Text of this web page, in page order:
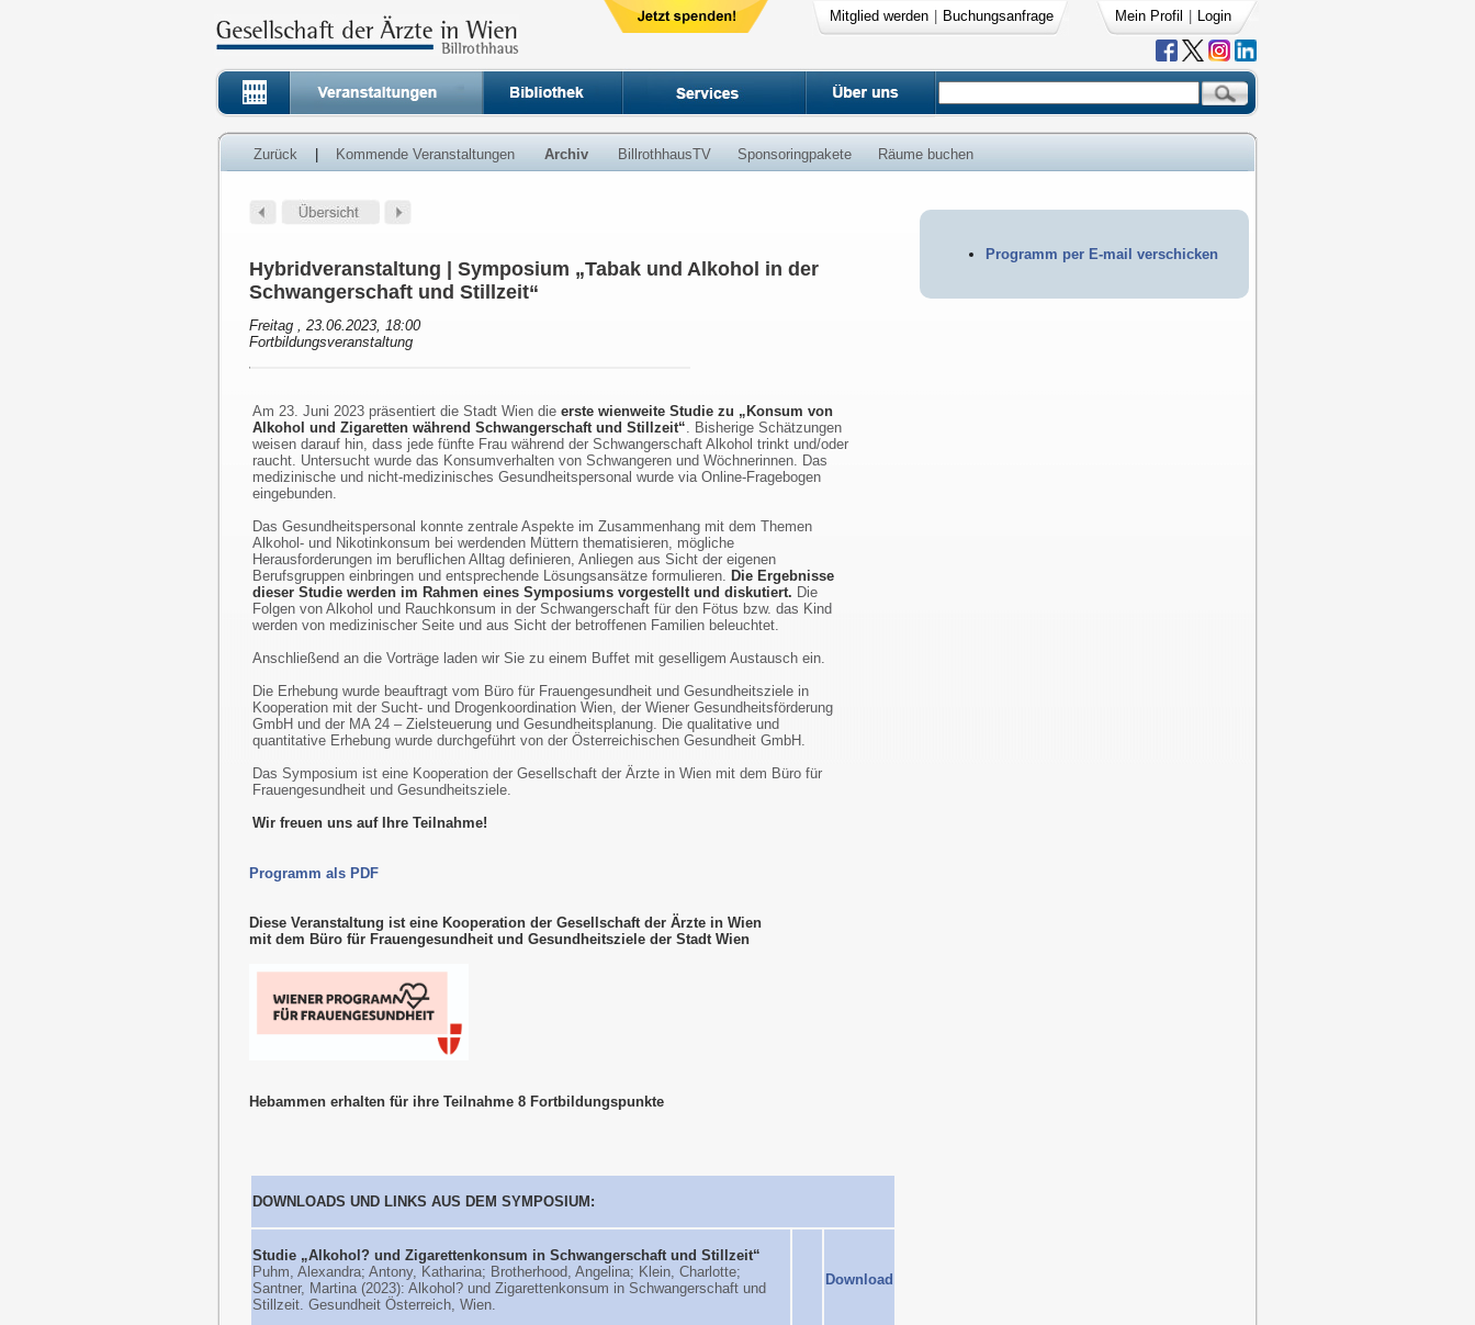
Mitglied werden Buchungsanfrage Mein Profil Login
Zurück Kommende Veranstaltungen Archiv BillrothhausTV Sponsoringpakete Räume buchen
Programm per E-mail verschicken
Hybridveranstaltung | Symposium „Tabak und Alkohol in der
Schwangerschaft und Stillzeit“
Freitag , 23.06.2023, 18:00
Fortbildungsveranstaltung
Am 23. Juni 2023 präsentiert die Stadt Wien die erste wienweite Studie zu „Konsum von
Alkohol und Zigaretten während Schwangerschaft und Stillzeit“. Bisherige Schätzungen
weisen darauf hin, dass jede fünfte Frau während der Schwangerschaft Alkohol trinkt und/oder
raucht. Untersucht wurde das Konsumverhalten von Schwangeren und Wöchnerinnen. Das
medizinische und nicht-medizinisches Gesundheitspersonal wurde via Online-Fragebogen
eingebunden.
Das Gesundheitspersonal konnte zentrale Aspekte im Zusammenhang mit dem Themen
Alkohol- und Nikotinkonsum bei werdenden Müttern thematisieren, mögliche
Herausforderungen im beruflichen Alltag definieren, Anliegen aus Sicht der eigenen
Berufsgruppen einbringen und entsprechende Lösungsansätze formulieren. Die Ergebnisse
dieser Studie werden im Rahmen eines Symposiums vorgestellt und diskutiert. Die
Folgen von Alkohol und Rauchkonsum in der Schwangerschaft für den Fötus bzw. das Kind
werden von medizinischer Seite und aus Sicht der betroffenen Familien beleuchtet.
Anschließend an die Vorträge laden wir Sie zu einem Buffet mit geselligem Austausch ein.
Die Erhebung wurde beauftragt vom Büro für Frauengesundheit und Gesundheitsziele in
Kooperation mit der Sucht- und Drogenkoordination Wien, der Wiener Gesundheitsförderung
GmbH und der MA 24 – Zielsteuerung und Gesundheitsplanung. Die qualitative und
quantitative Erhebung wurde durchgeführt von der Österreichischen Gesundheit GmbH.
Das Symposium ist eine Kooperation der Gesellschaft der Ärzte in Wien mit dem Büro für
Frauengesundheit und Gesundheitsziele.
Wir freuen uns auf Ihre Teilnahme!
Programm als PDF
Diese Veranstaltung ist eine Kooperation der Gesellschaft der Ärzte in Wien
mit dem Büro für Frauengesundheit und Gesundheitsziele der Stadt Wien
Hebammen erhalten für ihre Teilnahme 8 Fortbildungspunkte
DOWNLOADS UND LINKS AUS DEM SYMPOSIUM:
Studie „Alkohol? und Zigarettenkonsum in Schwangerschaft und Stillzeit“
Puhm, Alexandra; Antony, Katharina; Brotherhood, Angelina; Klein, Charlotte;
Santner, Martina (2023): Alkohol? und Zigarettenkonsum in Schwangerschaft und
Stillzeit. Gesundheit Österreich, Wien.
Download